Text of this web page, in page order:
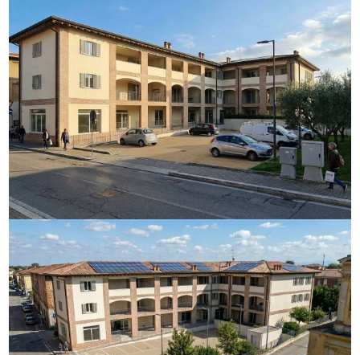
Giardino
Posto auto/Box
Balcone/Terrazzo
Ascensore
Arredato
Nuova costruzione
Lusso